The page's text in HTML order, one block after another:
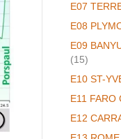
E07
E08
E09
(15)
E10 ST-
E11 FARO
E12